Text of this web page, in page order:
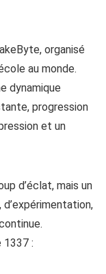
organisé
au monde.
dynamique
progression
et un
d’éclat, mais un
1337 :